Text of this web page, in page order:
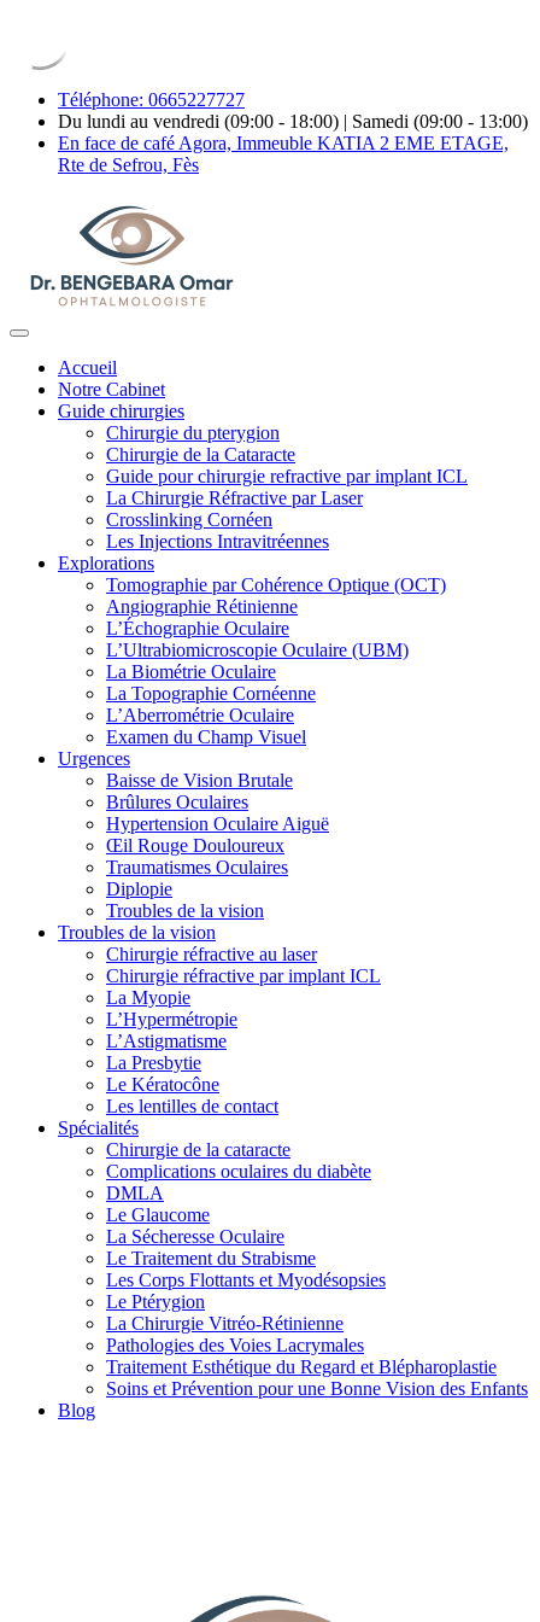
Téléphone: 0665227727
Du lundi au vendredi (09:00 - 18:00) | Samedi (09:00 - 13:00)
En face de café Agora, Immeuble KATIA 2 EME ETAGE,
Rte de Sefrou, Fès
Accueil
Notre Cabinet
Guide chirurgies
Chirurgie du pterygion
Chirurgie de la Cataracte
Guide pour chirurgie refractive par implant ICL
La Chirurgie Réfractive par Laser
Crosslinking Cornéen
Les Injections Intravitréennes
Explorations
Tomographie par Cohérence Optique (OCT)
Angiographie Rétinienne
L’Échographie Oculaire
L’Ultrabiomicroscopie Oculaire (UBM)
La Biométrie Oculaire
La Topographie Cornéenne
L’Aberrométrie Oculaire
Examen du Champ Visuel
Urgences
Baisse de Vision Brutale
Brûlures Oculaires
Hypertension Oculaire Aiguë
Œil Rouge Douloureux
Traumatismes Oculaires
Diplopie
Troubles de la vision
Troubles de la vision
Chirurgie réfractive au laser
Chirurgie réfractive par implant ICL
La Myopie
L’Hypermétropie
L’Astigmatisme
La Presbytie
Le Kératocône
Les lentilles de contact
Spécialités
Chirurgie de la cataracte
Complications oculaires du diabète
DMLA
Le Glaucome
La Sécheresse Oculaire
Le Traitement du Strabisme
Les Corps Flottants et Myodésopsies
Le Ptérygion
La Chirurgie Vitréo-Rétinienne
Pathologies des Voies Lacrymales
Traitement Esthétique du Regard et Blépharoplastie
Soins et Prévention pour une Bonne Vision des Enfants
Blog